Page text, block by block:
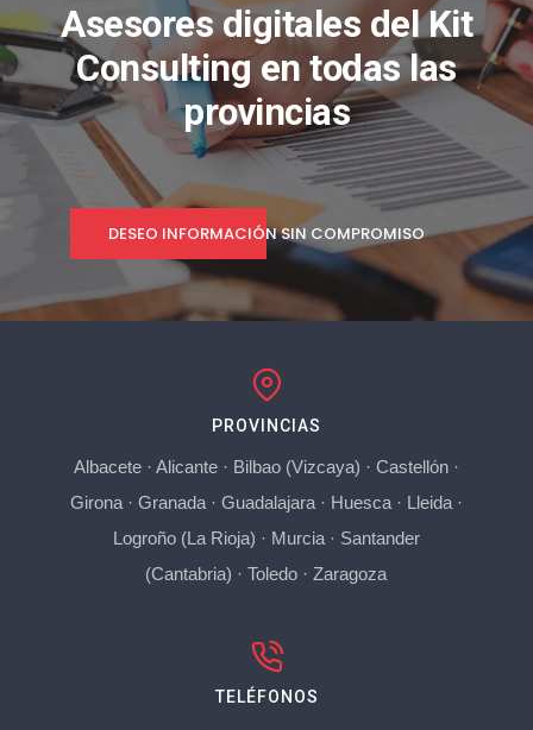
Asesores digitales del Kit
Consulting en todas las
provincias
DESEO INFORMACIÓN SIN COMPROMISO
PROVINCIAS
Albacete· Alicante· Bilbao (Vizcaya) · Castellón·
Girona· Granada· Guadalajara· Huesca· Lleida·
Logroño (La Rioja) · Murcia· Santander
(Cantabria) ·Toledo ·Zaragoza
TELÉFONOS